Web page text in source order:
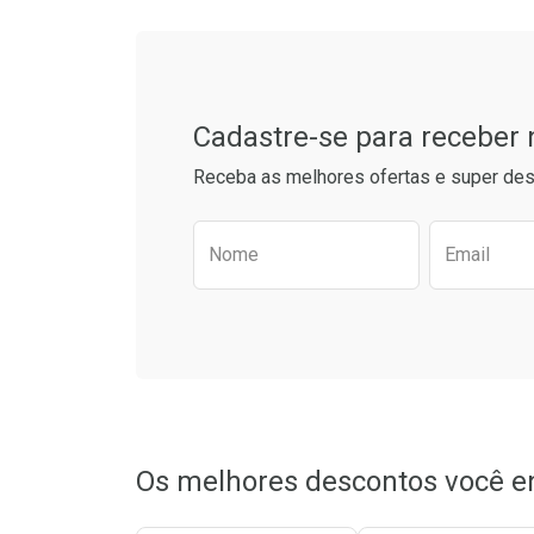
Cadastre-se para receber
Receba as melhores ofertas e super
Preencha o formulário
Nome Email
Os melhores descontos você